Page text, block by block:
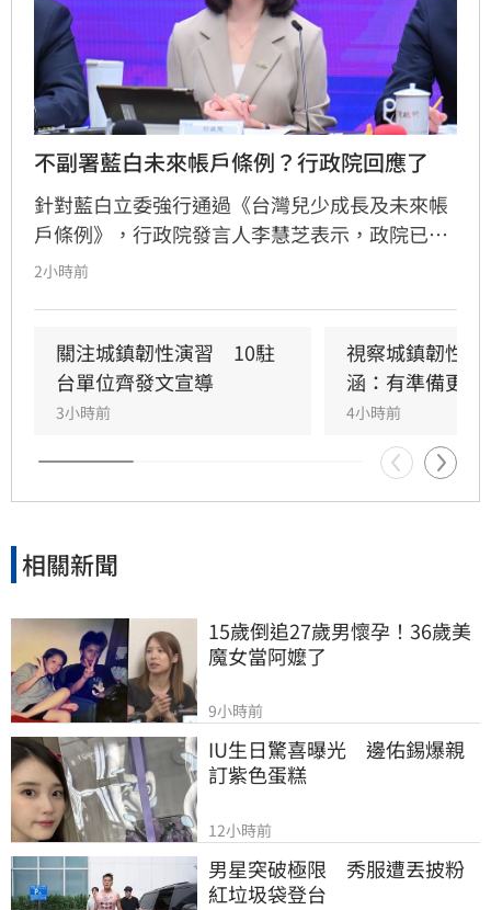
不副署藍白未來帳戶條例？行政院回應了
針對藍白立委強行通過《台灣兒少成長及未來帳
戶條例》，行政院發言人李慧芝表示，政院已收
到三讀函文，強調編列預算為行政院憲政職權，
並強調行政院版透過弱勢對存能落實公平正義，
避免在野黨版本加劇貧富差距。此外，政府同步
推動育兒留停六加三、延長婚產假等多項配套措
施，建構完善支持體系。政院重申，國家政策規
劃需具備整體性，針對立法院侵害預算編製權的
作為，將持續捍衛憲法賦予的權限，確保政策有
2小時前
關注城鎮韌性演習　10駐
台單位齊發文宣導
3小時前
視察城鎮韌性
涵：有準備更安
4小時前
相關新聞
15歲倒追27歲男懷孕！36歲美
魔女當阿嬤了
9小時前
IU生日驚喜曝光　邊佑錫爆親
訂紫色蛋糕
12小時前
男星突破極限　秀服遭丟披粉
紅垃圾袋登台